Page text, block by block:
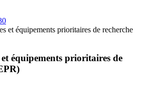
et équipements prioritaires de recherche
équipements prioritaires de